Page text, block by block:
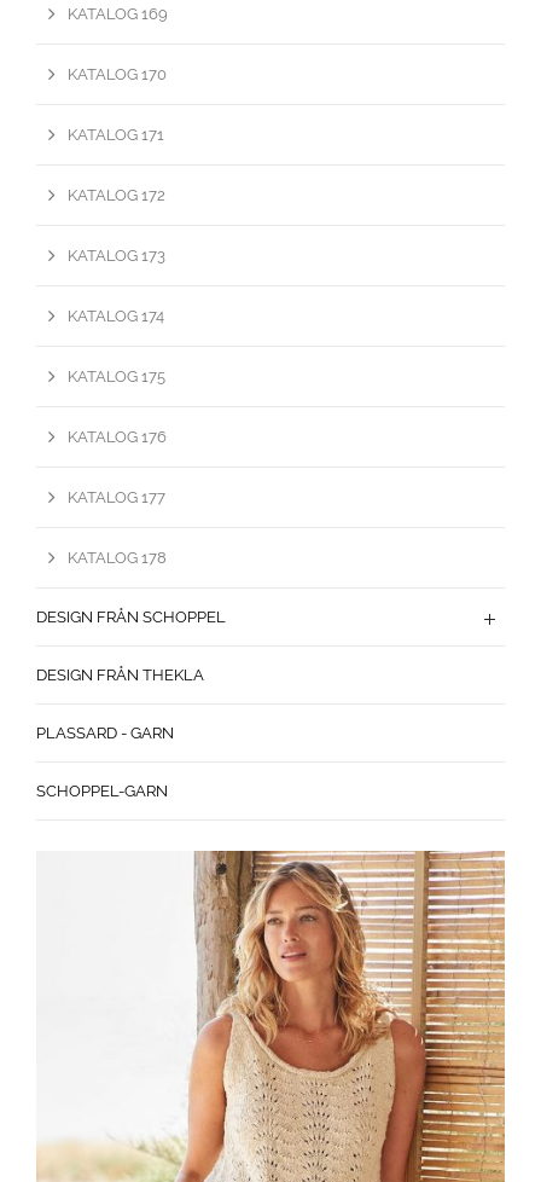
KATALOG 169
KATALOG 170
KATALOG 171
KATALOG 172
KATALOG 173
KATALOG 174
KATALOG 175
KATALOG 176
KATALOG 177
KATALOG 178
DESIGN FRÅN SCHOPPEL
DESIGN FRÅN THEKLA
PLASSARD - GARN
SCHOPPEL-GARN